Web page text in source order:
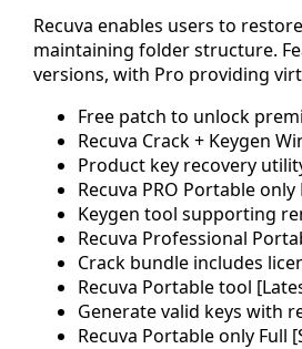
Recuva enables users to
maintaining folder structure.
versions, with Pro providing
Free patch to unlock
Recuva Crack + Keygen
Product key recovery
Recuva PRO Portable only
Keygen tool supporting
Recuva Professional
Crack bundle includes
Recuva Portable tool
Generate valid keys with
Recuva Portable only Full